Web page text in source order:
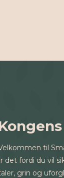
til
fordi du vil
grin og